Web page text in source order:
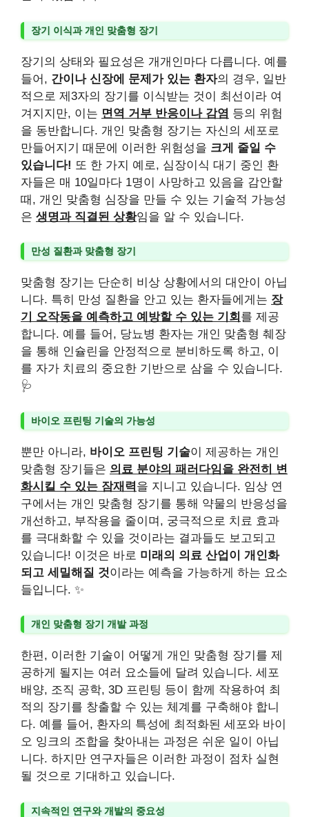
장기 이식과 개인 맞춤형 장기
장기의 상태와 필요성은 개개인마다 다릅니다. 예를
들어, 간이나 신장에 문제가 있는 환자의 경우, 일반
적으로 제3자의 장기를 이식받는 것이 최선이라 여
겨지지만, 이는 면역 거부 반응이나 감염 등의 위험
을 동반합니다. 개인 맞춤형 장기는 자신의 세포로
만들어지기 때문에 이러한 위험성을 크게 줄일 수
있습니다! 또 한 가지 예로, 심장이식 대기 중인 환
자들은 매 10일마다 1명이 사망하고 있음을 감안할
때, 개인 맞춤형 심장을 만들 수 있는 기술적 가능성
은 생명과 직결된 상황임을 알 수 있습니다.
만성 질환과 맞춤형 장기
맞춤형 장기는 단순히 비상 상황에서의 대안이 아닙
니다. 특히 만성 질환을 안고 있는 환자들에게는 장
기 오작동을 예측하고 예방할 수 있는 기회 를 제공
합니다. 예를 들어, 당뇨병 환자는 개인 맞춤형 췌장
을 통해 인슐린을 안정적으로 분비하도록 하고, 이
를 자가 치료의 중요한 기반으로 삼을 수 있습니다.
🩺
바이오 프린팅 기술의 가능성
뿐만 아니라, 바이오 프린팅 기술이 제공하는 개인
맞춤형 장기들은 의료 분야의 패러다임을 완전히 변
화시킬 수 있는 잠재력을 지니고 있습니다. 임상 연
구에서는 개인 맞춤형 장기를 통해 약물의 반응성을
개선하고, 부작용을 줄이며, 궁극적으로 치료 효과
를 극대화할 수 있을 것이라는 결과들도 보고되고
있습니다! 이것은 바로 미래의 의료 산업이 개인화
되고 세밀해질 것이라는 예측을 가능하게 하는 요소
들입니다. ✨
개인 맞춤형 장기 개발 과정
한편, 이러한 기술이 어떻게 개인 맞춤형 장기를 제
공하게 될지는 여러 요소들에 달려 있습니다. 세포
배양, 조직 공학, 3D 프린팅 등이 함께 작용하여 최
적의 장기를 창출할 수 있는 체계를 구축해야 합니
다. 예를 들어, 환자의 특성에 최적화된 세포와 바이
오 잉크의 조합을 찾아내는 과정은 쉬운 일이 아닙
니다. 하지만 연구자들은 이러한 과정이 점차 실현
될 것으로 기대하고 있습니다.
지속적인 연구와 개발의 중요성